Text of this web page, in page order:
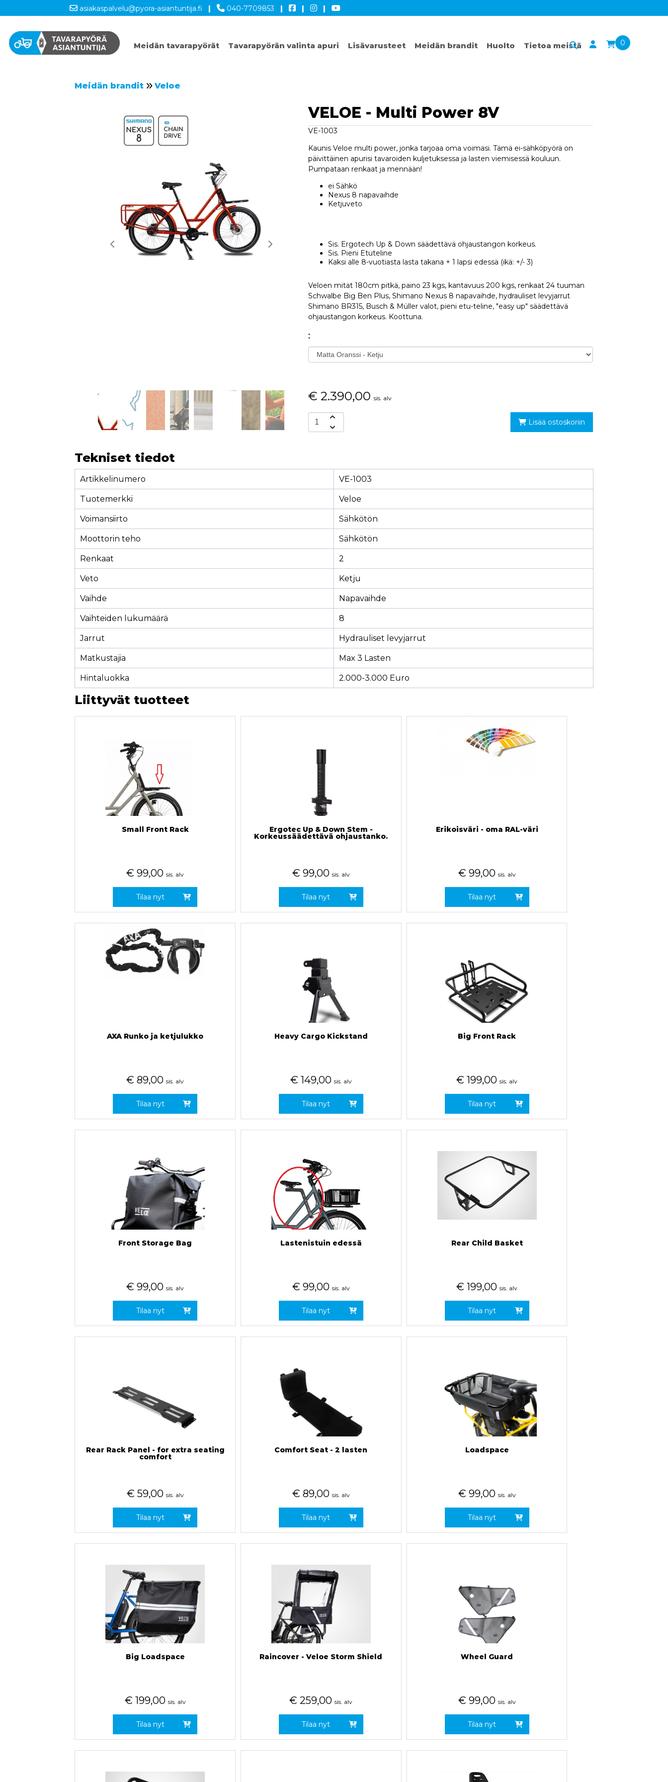
asiakaspalvelu@pyora-asiantuntija.fi | 040-7709853 | | |
Meidän tavarapyörät Tavarapyörän valinta apuri Lisävarusteet Meidän brandit Huolto Tietoa meistä 0
Meidän brandit Veloe
VELOE - Multi Power 8V
VE-1003
Kaunis Veloe multi power, jonka tarjoaa oma voimasi. Tämä ei-sähköpyörä on
päivittäinen apurisi tavaroiden kuljetuksessa ja lasten viemisessä kouluun.
Pumpataan renkaat ja mennään!
ei Sähkö
Nexus 8 napavaihde
Ketjuveto
Sis. Ergotech Up & Down säädettävä ohjaustangon korkeus.
Sis. Pieni Etuteline
Kaksi alle 8-vuotiasta lasta takana + 1 lapsi edessä (ikä: +/- 3)
Veloen mitat 180cm pitkä, paino 23 kgs, kantavuus 200 kgs, renkaat 24 tuuman
Schwalbe Big Ben Plus, Shimano Nexus 8 napavaihde, hydrauliset levyjarrut
Shimano BR315, Busch & Müller valot, pieni etu-teline, "easy up" säädettävä
ohjaustangon korkeus. Koottuna.
:
€ 2.390,00 sis. alv
Lisää ostoskoriin
Tekniset tiedot
Artikkelinumero VE-1003
Tuotemerkki Veloe
Voimansiirto Sähkötön
Moottorin teho Sähkötön
Renkaat 2
Veto Ketju
Vaihde Napavaihde
Vaihteiden lukumäärä 8
Jarrut Hydrauliset levyjarrut
Matkustajia Max 3 Lasten
Hintaluokka 2.000-3.000 Euro
Liittyvät tuotteet
Small Front Rack
€ 99,00 sis. alv
Tilaa nyt
Ergotec Up & Down Stem -
Korkeussäädettävä ohjaustanko.
€ 99,00 sis. alv
Tilaa nyt
Erikoisväri - oma RAL-väri
€ 99,00 sis. alv
Tilaa nyt
AXA Runko ja ketjulukko
€ 89,00 sis. alv
Tilaa nyt
Heavy Cargo Kickstand
€ 149,00 sis. alv
Tilaa nyt
Big Front Rack
€ 199,00 sis. alv
Tilaa nyt
Front Storage Bag
€ 99,00 sis. alv
Tilaa nyt
Lastenistuin edessä
€ 99,00 sis. alv
Tilaa nyt
Rear Child Basket
€ 199,00 sis. alv
Tilaa nyt
Rear Rack Panel - for extra seating
comfort
€ 59,00 sis. alv
Tilaa nyt
Comfort Seat - 2 lasten
€ 89,00 sis. alv
Tilaa nyt
Loadspace
€ 99,00 sis. alv
Tilaa nyt
Big Loadspace
€ 199,00 sis. alv
Tilaa nyt
Raincover - Veloe Storm Shield
€ 259,00 sis. alv
Tilaa nyt
Wheel Guard
€ 99,00 sis. alv
Tilaa nyt